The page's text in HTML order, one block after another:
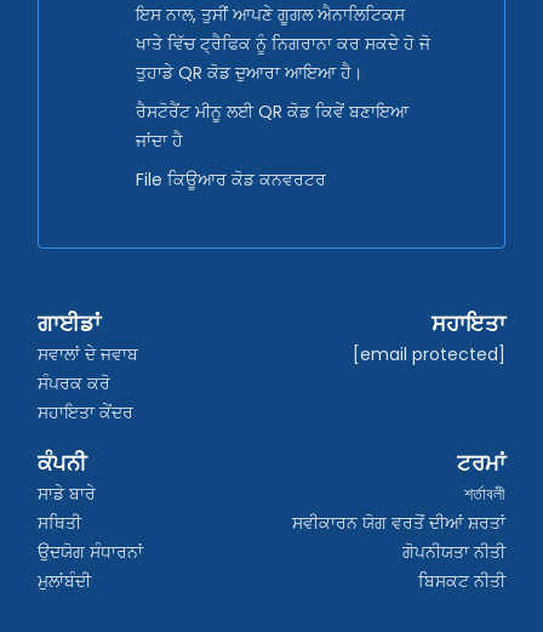
ਇਸ ਨਾਲ, ਤੁਸੀਂ ਆਪਣੇ ਗੂਗਲ ਐਨਾਲਿਟਿਕਸ
ਖਾਤੇ ਵਿੱਚ ਟ੍ਰੈਫਿਕ ਨੂੰ ਨਿਗਰਾਨਾ ਕਰ ਸਕਦੇ ਹੋ ਜੋ
ਤੁਹਾਡੇ QR ਕੋਡ ਦੁਆਰਾ ਆਇਆ ਹੈ।
ਰੈਸਟੋਰੈਂਟ ਮੀਨੂ ਲਈ QR ਕੋਡ ਕਿਵੇਂ ਬਣਾਇਆ
ਜਾਂਦਾ ਹੈ
File ਕਿਊਆਰ ਕੋਡ ਕਨਵਰਟਰ
ਗਾਈਡਾਂ
ਸਵਾਲਾਂ ਦੇ ਜਵਾਬ
ਸੰਪਰਕ ਕਰੋ
ਸਹਾਇਤਾ ਕੇਂਦਰ
ਸਹਾਇਤਾ
[email protected]
ਕੰਪਨੀ
ਸਾਡੇ ਬਾਰੇ
ਸਥਿਤੀ
ਉਦਯੋਗ ਸੰਧਾਰਨਾਂ
ਮੁਲਾਂਬੰਦੀ
ਟਰਮਾਂ
শর্তাবলী
ਸਵੀਕਾਰਨ ਯੋਗ ਵਰਤੋਂ ਦੀਆਂ ਸ਼ਰਤਾਂ
ਗੋਪਨੀਯਤਾ ਨੀਤੀ
ਬਿਸਕਟ ਨੀਤੀ